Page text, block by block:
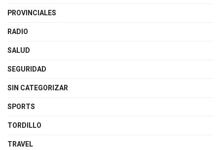
PROVINCIALES
RADIO
SALUD
SEGURIDAD
SIN CATEGORIZAR
SPORTS
TORDILLO
TRAVEL